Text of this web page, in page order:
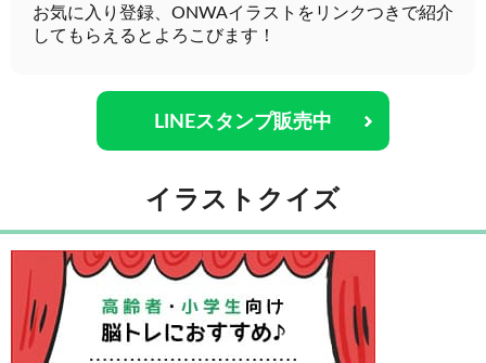
お気に入り登録、ONWAイラストをリンクつきで紹介
してもらえるとよろこびます！
LINEスタンプ販売中
イラストクイズ